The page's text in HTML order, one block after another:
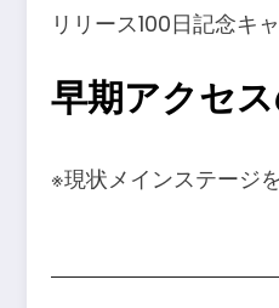
リリース100日記念キ
早期アクセ
※現状メインステージ